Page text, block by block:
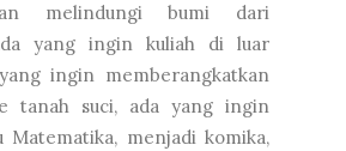
melindungi bumi dari
yang ingin kuliah di luar
ingin memberangkatkan
tanah suci, ada yang ingin
Matematika, menjadi komika,